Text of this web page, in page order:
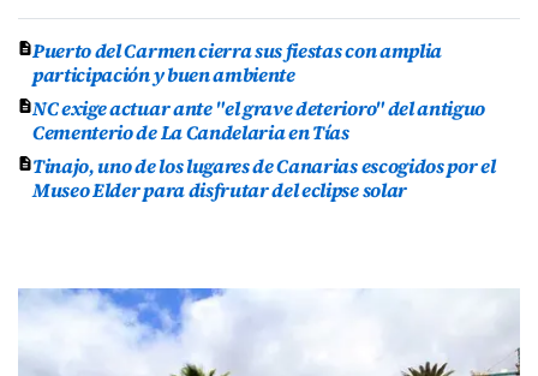
Puerto del Carmen cierra sus fiestas con amplia
participación y buen ambiente
NC exige actuar ante "el grave deterioro" del antiguo
Cementerio de La Candelaria en Tías
Tinajo, uno de los lugares de Canarias escogidos por el
Museo Elder para disfrutar del eclipse solar